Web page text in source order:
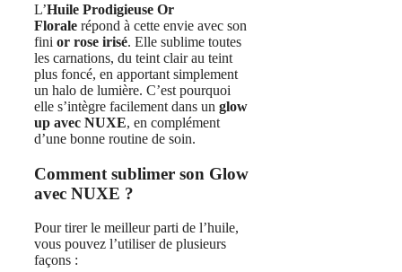
L’Huile Prodigieuse Or
Florale répond à cette envie avec son
fini or rose irisé. Elle sublime toutes
les carnations, du teint clair au teint
plus foncé, en apportant simplement
un halo de lumière. C’est pourquoi
elle s’intègre facilement dans un glow
up avec NUXE, en complément
d’une bonne routine de soin.
Comment sublimer son Glow
avec NUXE ?
Pour tirer le meilleur parti de l’huile,
vous pouvez l’utiliser de plusieurs
façons :